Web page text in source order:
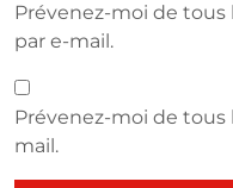
Prévenez-moi de
par e-mail.
Prévenez-moi de tous
mail.